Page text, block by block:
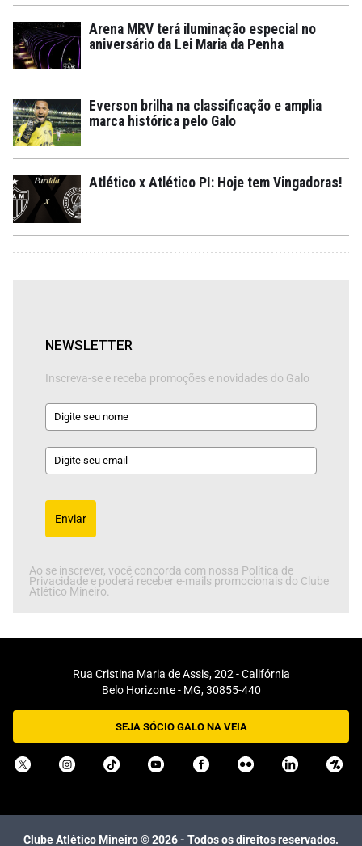
Arena MRV terá iluminação especial no
aniversário da Lei Maria da Penha
Everson brilha na classificação e amplia
marca histórica pelo Galo
Atlético x Atlético PI: Hoje tem Vingadoras!
NEWSLETTER
Inscreva-se e receba promoções e novidades do Galo
Enviar
Ao se inscrever, você concorda com nossa Política de
Privacidade e poderá receber e-mails promocionais do Clube
Atlético Mineiro.
Rua Cristina Maria de Assis, 202 - Califórnia
Belo Horizonte - MG, 30855-440
SEJA SÓCIO GALO NA VEIA
Clube Atlético Mineiro ©2026- Todos os direitos reservados.